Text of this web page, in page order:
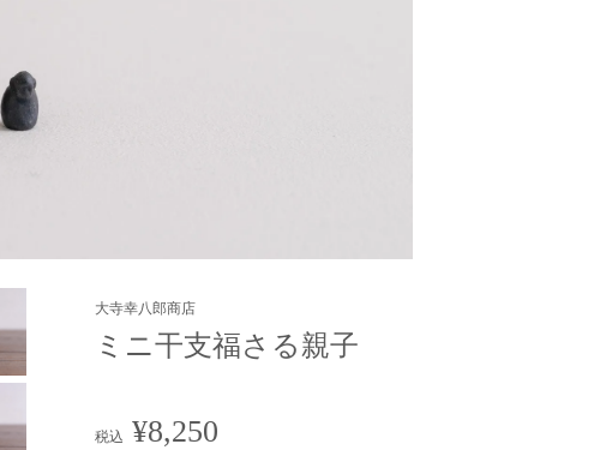
大寺幸八郎商店
ミニ干支福さる親子
税込 ¥8,250